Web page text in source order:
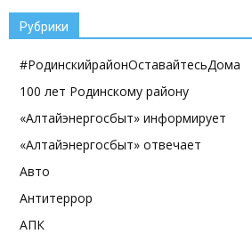
Рубрики
#РодинскийрайонОставайтесьДома
100 лет Родинскому району
«Алтайэнергосбыт» информирует
«Алтайэнергосбыт» отвечает
Авто
Антитеррор
АПК